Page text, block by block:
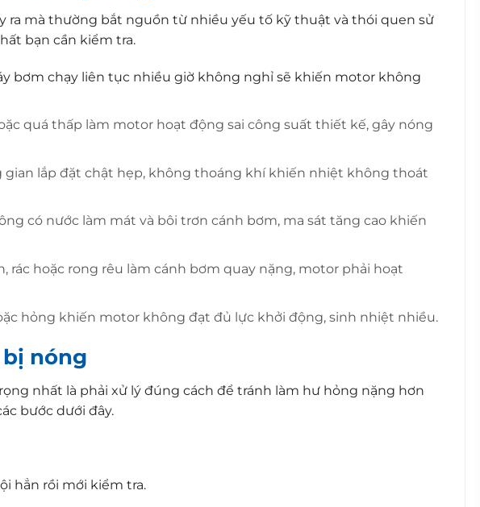
ra mà thường bắt nguồn từ nhiều yếu tố kỹ thuật và thói quen sử
bạn cần kiểm tra.
bơm chạy liên tục nhiều giờ không nghỉ sẽ khiến motor không
quá thấp làm motor hoạt động sai công suất thiết kế, gây nóng
lắp đặt chật hẹp, không thoáng khí khiến nhiệt không thoát
có nước làm mát và bôi trơn cánh bơm, ma sát tăng cao khiến
rác hoặc rong rêu làm cánh bơm quay nặng, motor phải hoạt
hỏng khiến motor không đạt đủ lực khởi động, sinh nhiệt nhiều.
nóng
nhất là phải xử lý đúng cách để tránh làm hư hỏng nặng hơn
bước dưới đây.
hẳn rồi mới kiểm tra.